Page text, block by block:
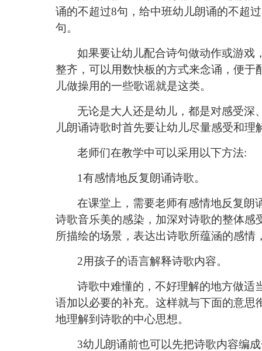
诵的不超过8句，给中班幼儿朗诵的不超过
句。
如果要让幼儿配合诗句做动作或游戏
整齐，可以用数快板的方式来念诵，便
儿做操用的一些歌谣就是这类。
无论是大人还是幼儿，都是对感受深
儿朗诵诗歌时首先要让幼儿尽量感受和理
老师们在教学中可以采用以下方法:
1有感情地反复朗诵诗歌。
在课堂上，需要老师有感情地反复朗
诗歌音乐美的感染，加深对诗歌的整体
所描绘的场景，表达出诗歌所蕴涵的感情
2用孩子的语言解释诗歌内容。
诗歌中难懂的，不好理解的地方做适
语加以必要的补充。这样就与下面的意思
地理解到诗歌的中心思想。
3幼儿朗诵前也可以先把诗歌内容编